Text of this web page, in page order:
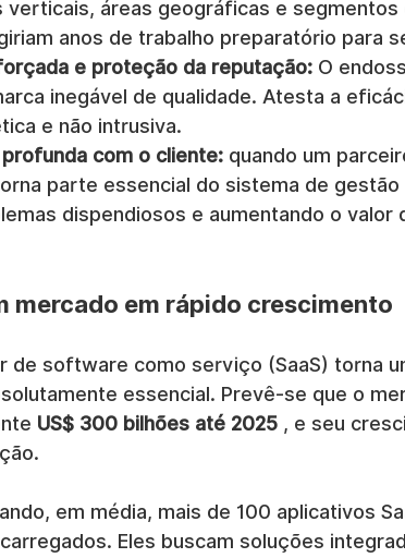
verticais, áreas geográficas e segmentos
anos de trabalho preparatório para
e proteção da reputação: O
inegável de qualidade. Atesta a
e não intrusiva.
com o cliente: quando um
parte essencial do sistema de
dispendiosos e aumentando o valor
mercado em rápido crescimento
de software como serviço (SaaS) torna
essencial. Prevê-se que o
US$ 300 bilhões até 2025 , e seu
em média, mais de 100 aplicativos
Eles buscam soluções